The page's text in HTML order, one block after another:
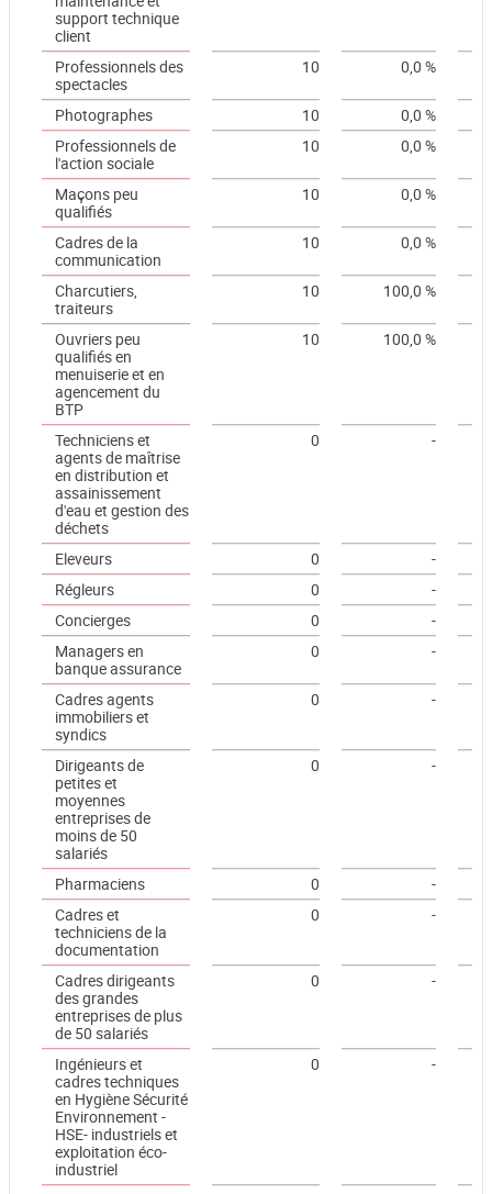
support technique
client
Professionnels des
spectacles
10 0,0 %
Photographes 10
0,0 %
Professionnels de
l'action sociale
10 0,0 %
Maçons peu
qualifiés
10 0,0 %
Cadres de la
communication
10 0,0 %
Charcutiers,
traiteurs
10 100,0 %
Ouvriers peu
qualifiés en
menuiserie et en
agencement du
BTP
10 100,0 %
Techniciens et
agents de maîtrise
en distribution et
assainissement
d'eau et gestion des
déchets
0 -
Eleveurs 0
-
Régleurs
0
-
Concierges
0
-
Managers en
banque assurance
0 -
Cadres agents
immobiliers et
syndics
0 -
Dirigeants de
petites et
moyennes
entreprises de
moins de 50
salariés
0 -
Pharmaciens 0
-
Cadres et
techniciens de la
documentation
0 -
Cadres dirigeants
des grandes
entreprises de plus
de 50 salariés
0 -
Ingénieurs et
cadres techniques
en Hygiène Sécurité
Environnement -
HSE- industriels et
exploitation éco-
industriel
0 -